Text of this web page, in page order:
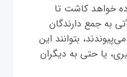
خواهد کاشت تا
به جمع دارندگان
بتوانند این
یا حتی به دیگران